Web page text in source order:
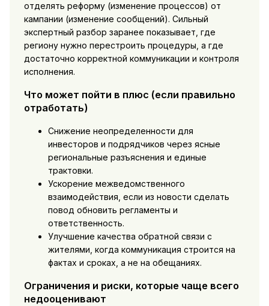
отделять реформу (изменение процессов) от
кампании (изменение сообщений). Сильный
экспертный разбор заранее показывает, где
региону нужно перестроить процедуры, а где
достаточно корректной коммуникации и контроля
исполнения.
Что может пойти в плюс (если правильно
отработать)
Снижение неопределенности для
инвесторов и подрядчиков через ясные
региональные разъяснения и единые
трактовки.
Ускорение межведомственного
взаимодействия, если из новости сделать
повод обновить регламенты и
ответственность.
Улучшение качества обратной связи с
жителями, когда коммуникация строится на
фактах и сроках, а не на обещаниях.
Ограничения и риски, которые чаще всего
недооценивают